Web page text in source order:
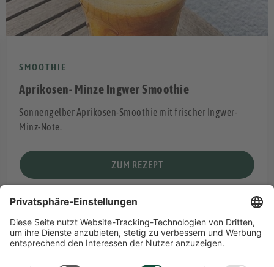
SMOOTHIE
Aprikosen- Minze Ingwer Smoothie
Sonnengelber Aprikosen-Smoothie mit frischer Ingwer-
Minz-Note.
ZUM REZEPT